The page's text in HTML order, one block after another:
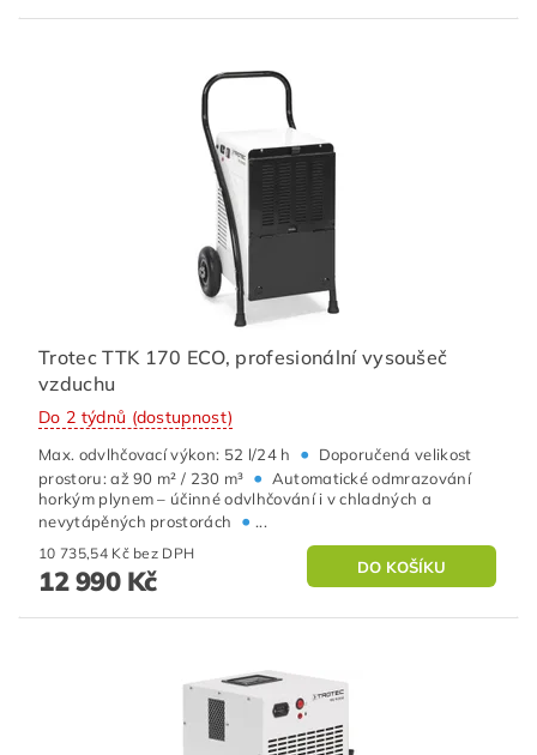
Trotec TTK 170 ECO, profesionální vysoušeč
vzduchu
Do 2 týdnů (dostupnost)
Max. odvlhčovací výkon: 52 l/24 h •
Doporučená velikost
prostoru: až 90 m² / 230 m³ •
Automatické odmrazování
horkým plynem – účinné odvlhčování i v chladných a
nevytápěných prostorách
• ...
10 735,54 Kč bez DPH
12 990 Kč